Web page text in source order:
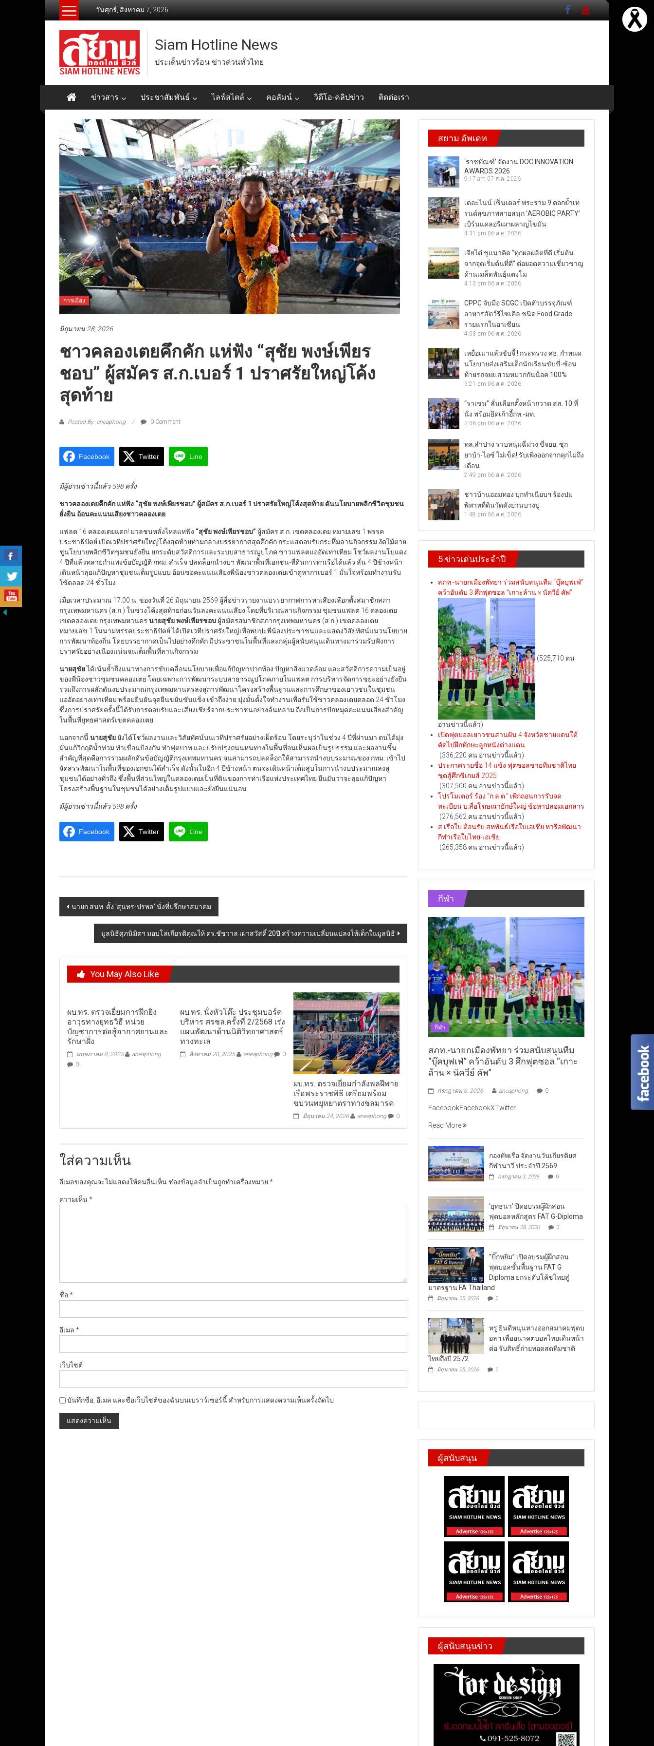
วันศุกร์, สิงหาคม 7, 2026
Siam Hotline News
ประเด็นข่าวร้อน ข่าวด่วนทั่วไทย
ข่าวสาร ประชาสัมพันธ์ ไลฟ์สไตล์ คอลัมน์ วิดีโอ-คลิปข่าว ติดต่อเรา
การเมือง
มิถุนายน 28, 2026
ชาวคลองเตยคึกคัก แห่ฟัง “สุชัย พงษ์เพียร
ชอบ” ผู้สมัคร ส.ก.เบอร์ 1 ปราศรัยใหญ่โค้ง
สุดท้าย
Posted By: aneaphong 0 Comment
Facebook Twitter Line
มีผู้อ่านข่าวนี้แล้ว 598 ครั้ง
ชาวคลองเตยคึกคัก แห่ฟัง “สุชัย พงษ์เพียรชอบ” ผู้สมัคร ส.ก.เบอร์ 1 ปราศรัยใหญ่โค้งสุดท้าย ดันนโยบายพลิกชีวิตชุมชน
ยั่งยืน อ้อนคะแนนเสียงชาวคลองเตย
แฟลต 16 คลองเตยแตก! มวลชนหลั่งไหลแห่ฟัง “สุชัย พงษ์เพียรชอบ” ผู้สมัคร ส.ก. เขตคลองเตย หมายเลข 1 พรรค
ประชาธิปัตย์ เปิดเวทีปราศรัยใหญ่โค้งสุดท้ายท่ามกลางบรรยากาศสุดคึกคัก กระแสตอบรับกระหึ่มลานกิจกรรม งัดไม้ตาย
ชูนโยบายพลิกชีวิตชุมชนยั่งยืน ยกระดับสวัสดิการและระบบสาธารณูปโภค ชาวแฟลตแออัดเท่าเทียม โชว์ผลงานโบแดง
4 ปีที่แล้วทลายกำแพงข้อบัญญัติ กทม. สำเร็จ ปลดล็อกนำงบฯ พัฒนาพื้นที่เอกชน-ที่ดินการท่าเรือได้แล้ว ลั่น 4 ปีข้างหน้า
เดินหน้าลุยแก้ปัญหาชุมชนเต็มรูปแบบ อ้อนขอคะแนนเสียงพี่น้องชาวคลองเตยเข้าคูหากาเบอร์ 1 มั่นใจพร้อมทำงานรับ
ใช้ตลอด 24 ชั่วโมง
เมื่อเวลาประมาณ 17.00 น. ของวันที่ 26 มิถุนายน 2569 ผู้สื่อข่าวรายงานบรรยากาศการหาเสียงเลือกตั้งสมาชิกสภา
กรุงเทพมหานคร (ส.ก.) ในช่วงโค้งสุดท้ายก่อนวันลงคะแนนเสียง โดยที่บริเวณลานกิจกรรม ชุมชนแฟลต 16 คลองเตย
เขตคลองเตย กรุงเทพมหานคร นายสุชัย พงษ์เพียรชอบ ผู้สมัครสมาชิกสภากรุงเทพมหานคร (ส.ก.) เขตคลองเตย
หมายเลข 1 ในนามพรรคประชาธิปัตย์ ได้เปิดเวทีปราศรัยใหญ่เพื่อพบปะพี่น้องประชาชนและแสดงวิสัยทัศน์แนวนโยบาย
การพัฒนาท้องถิ่น โดยบรรยากาศเป็นไปอย่างคึกคัก มีประชาชนในพื้นที่และกลุ่มผู้สนับสนุนเดินทางมาร่วมรับฟังการ
ปราศรัยอย่างเนืองแน่นจนเต็มพื้นที่ลานกิจกรรม
นายสุชัยได้เน้นย้ำถึงแนวทางการขับเคลื่อนนโยบายเพื่อแก้ปัญหาปากท้อง ปัญหาสิ่งแวดล้อม และสวัสดิการความเป็นอยู่
ของพี่น้องชาวชุมชนคลองเตย โดยเฉพาะการพัฒนาระบบสาธารณูปโภคภายในแฟลต การบริหารจัดการขยะอย่างยั่งยืน
รวมถึงการผลักดันงบประมาณกรุงเทพมหานครลงสู่การพัฒนาโครงสร้างพื้นฐานและการศึกษาของเยาวชนในชุมชน
แออัดอย่างเท่าเทียม พร้อมยืนยันจุดยืนขยันขันแข็ง เข้าถึงง่าย มุ่งมั่นตั้งใจทำงานเพื่อรับใช้ชาวคลองเตยตลอด 24 ชั่วโมง
ซึ่งการปราศรัยครั้งนี้ได้รับการตอบรับและเสียงเชียร์จากประชาชนอย่างล้นหลาม ถือเป็นการปักหมุดคะแนนเสียงสำคัญ
ในพื้นที่ยุทธศาสตร์เขตคลองเตย
นอกจากนี้นายสุชัย ยังได้โชว์ผลงานและวิสัยทัศน์บนเวทีปราศรัยอย่างเผ็ดร้อน โดยระบุว่าในช่วง 4 ปีที่ผ่านมา ตนได้มุ่ง
มั่นแก้วิกฤติน้ำท่วม ทำเขื่อนป้องกัน ทำฟุตบาท และปรับปรุงถนนหนทางในพื้นที่จนเห็นผลเป็นรูปธรรม และผลงานชิ้น
สำคัญที่สุดคือการร่วมผลักดันข้อบัญญัติกรุงเทพมหานคร จนสามารถปลดล็อกให้สามารถนำงบประมาณของ กทม. เข้าไป
จัดสรรพัฒนาในพื้นที่ของเอกชนได้สำเร็จ ดังนั้นในอีก 4 ปีข้างหน้า ตนจะเดินหน้าเต็มสูบในการนำงบประมาณลงสู่
ชุมชนได้อย่างทั่วถึง ซึ่งพื้นที่ส่วนใหญ่ในคลองเตยเป็นที่ดินของการท่าเรือแห่งประเทศไทย ยืนยันว่าจะลุยแก้ปัญหา
โครงสร้างพื้นฐานในชุมชนได้อย่างเต็มรูปแบบและยั่งยืนแน่นอน
มีผู้อ่านข่าวนี้แล้ว 598 ครั้ง
Facebook Twitter Line
Post
navigation
นายก สนท. ตั้ง ‘สุนทร-ปรพล’ นั่งที่ปรึกษาสมาคม
มูลนิธิศุภนิมิตฯ มอบโล่เกียรติคุณให้ ดร.ชัชวาล เผ่าสวัสดิ์ 20ปี สร้างความเปลี่ยนแปลงให้เด็กในมูลนิธิ
You May Also Like
ผบ.ทร. ตรวจเยี่ยมการฝึกยิง
อาวุธทางยุทธวิธี หน่วย
บัญชาการต่อสู้อากาศยานและ
รักษาฝั่ง
พฤษภาคม 8, 2025
aneaphong
0
ผบ.ทร. นั่งหัวโต๊ะ ประชุมบอร์ด
บริหาร ศรชล.ครั้งที่ 2/2568 เร่ง
แผนพัฒนาด้านนิติวิทยาศาสตร์
ทางทะเล
สิงหาคม 28, 2025 aneaphong 0
ผบ.ทร. ตรวจเยี่ยมกำลังพลฝีพาย
เรือพระราชพิธี เตรียมพร้อม
ขบวนพยุหยาตราทางชลมารค
มิถุนายน 24, 2026 aneaphong 0
ใส่ความเห็น
อีเมลของคุณจะไม่แสดงให้คนอื่นเห็น ช่องข้อมูลจำเป็นถูกทำเครื่องหมาย *
ความเห็น*
ชื่อ*
อีเมล *
เว็บไซต์
บันทึกชื่อ, อีเมล และชื่อเว็บไซต์ของฉันบนเบราว์เซอร์นี้ สำหรับการแสดงความเห็นครั้งถัดไป
สยาม อัพเดท
‘ราชทัณฑ์’ จัดงาน DOC INNOVATION
AWARDS 2026
9:17 am 07 ส.ค. 2026
เดอะไนน์ เซ็นเตอร์ พระราม 9 ตอกย้ำเท
รนด์สุขภาพสายสนุก ‘AEROBIC PARTY’
เบิร์นแคลอรีเผาผลาญไขมัน
4:31 pm 06 ส.ค. 2026
เจียไต๋ ชูแนวคิด “ทุกผลผลิตที่ดี เริ่มต้น
จากจุดเริ่มต้นที่ดี” ต่อยอดความเชี่ยวชาญ
ด้านเมล็ดพันธุ์แตงโม
4:13 pm 06 ส.ค. 2026
CPPC จับมือ SCGC เปิดตัวบรรจุภัณฑ์
อาหารสัตว์รีไซเคิล ชนิด Food Grade
รายแรกในอาเซียน
4:03 pm 06 ส.ค. 2026
เหยื่อเมาแล้วขับจี้ ! กระทรวง ศธ. กำหนด
นโยบายส่งเสริมเด็กนักเรียนขับขี่-ซ้อน
ท้ายรถจยย.สวมหมวกกันน็อค 100%
3:21 pm 06 ส.ค. 2026
“ราเชน” ลั่นเลือกตั้งหน้ากวาด สส. 10 ที่
นั่ง พร้อมยึดเก้าอี้กห.-มท.
3:06 pm 06 ส.ค. 2026
ทล.ลำปาง รวบหนุ่มฉี่ม่วง ขี่จยย. ซุก
ยาบ้า-ไอซ์ ไม่เข็ด! รับเพิ่งออกจากคุกไม่ถึง
เดือน
2:49 pm 06 ส.ค. 2026
ชาวบ้านออมทอง บุกทำเนียบฯ ร้องปม
พิพาทที่ดินวัดดังย่านบางปู
1:48 pm 06 ส.ค. 2026
5 ข่าวเด่นประจำปี
สภท.-นายกเมืองพัทยา ร่วมสนับสนุนทีม “บุ๊คบุฟเฟ่”
คว้าอันดับ 3 ศึกฟุตซอล “เกาะล้าน × นัควีย์ คัพ”
(525,710 คน
อ่านข่าวนี้แล้ว)
เปิดฟุตบอลเยาวชนสานฝัน 4 จังหวัดชายแดนใต้
คัดไปฝึกทักษะลูกหนังต่างแดน
(336,220 คน อ่านข่าวนี้แล้ว)
ประกาศรายชื่อ 14 แข้ง ฟุตซอลชายทีมชาติไทย
ชุดสู้ศึกซีเกมส์ 2025
(307,500 คน อ่านข่าวนี้แล้ว)
โปรโมเตอร์ ร้อง “ก.ล.ต.” เพิกถอนการรับจด
ทะเบียน บ.สื่อโฆษณายักษ์ใหญ่ ข้อหาปลอมเอกสาร
(276,562 คน อ่านข่าวนี้แล้ว)
ส.เรือใบ ต้อนรับ สหพันธ์เรือใบเอเชีย หารือพัฒนา
กีฬาเรือใบไทย-เอเชีย
(265,358 คน อ่านข่าวนี้แล้ว)
กีฬา
กีฬา
สภท.-นายกเมืองพัทยา ร่วมสนับสนุนทีม
“บุ๊คบุฟเฟ่” คว้าอันดับ 3 ศึกฟุตซอล “เกาะ
ล้าน × นัควีย์ คัพ”
กรกฎาคม 6, 2026 aneaphong 0
FacebookFacebookXTwitter
Read More
กองทัพเรือ จัดงานวันเกียรติยศ
กีฬานาวี ประจำปี 2569
กรกฎาคม 3, 2026 0
‘ยุทธนา’ ปิดอบรมผู้ฝึกสอน
ฟุตบอลหลักสูตร FAT G-Diploma
มิถุนายน 28, 2026 0
“บิ๊กหยิม” เปิดอบรมผู้ฝึกสอน
ฟุตบอลขั้นพื้นฐาน FAT G
Diploma ยกระดับโค้ชไทยสู่
มาตรฐาน FA Thailand
มิถุนายน 25, 2026 0
ทรู ยินดีหนุนทางออกสมาคมฟุตบ
อลฯ เพื่ออนาคตบอลไทยเดินหน้า
ต่อ รับสิทธิ์ถ่ายทอดสดทีมชาติ
ไทยถึงปี 2572
มิถุนายน 25, 2026 0
ผู้สนับสนุน
ผู้สนับสนุนข่าว